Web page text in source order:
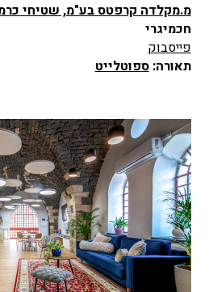
מ.מקלדה קרפטס בע"מ, שטיחי
חכמיגרי
פייסבוק
תאורה:ספוטלייט